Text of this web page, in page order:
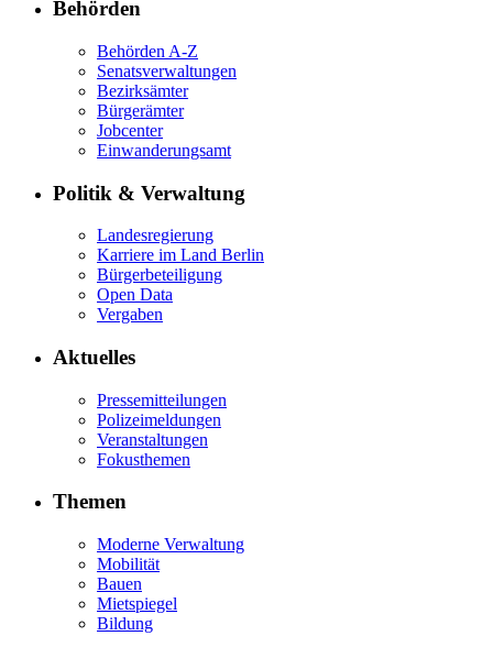
Behörden
Behörden A-Z
Senatsverwaltungen
Bezirksämter
Bürgerämter
Jobcenter
Einwanderungsamt
Politik & Verwaltung
Landesregierung
Karriere im Land Berlin
Bürgerbeteiligung
Open Data
Vergaben
Aktuelles
Pressemitteilungen
Polizeimeldungen
Veranstaltungen
Fokusthemen
Themen
Moderne Verwaltung
Mobilität
Bauen
Mietspiegel
Bildung